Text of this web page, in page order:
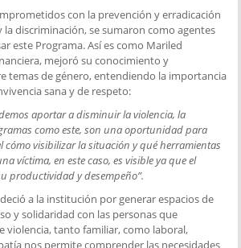
con la prevención y erradicación
la discriminación, se sumaron como agentes
este Programa. Así es como Mariled
mejoró su conocimiento y
temas de género, entendiendo la importancia
sana y de respeto:
aportar a disminuir la violencia, la
como este, son una oportunidad para
cómo visibilizar la situación y qué herramientas
víctima, en este caso, es visible ya que el
productividad y desempeño”.
a la institución por generar espacios de
y solidaridad con las personas que
violencia, tanto familiar, como laboral,
nos permite comprender las necesidades